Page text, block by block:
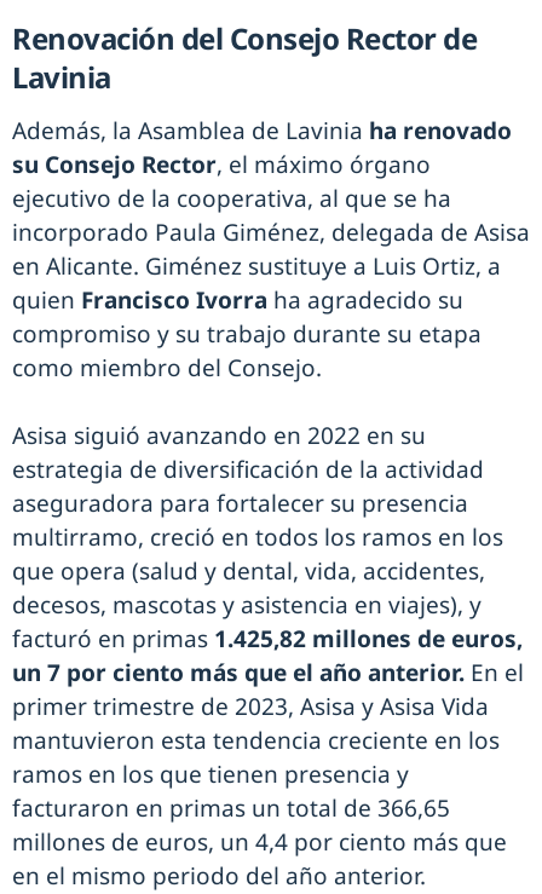
Renovación del Consejo Rector de
Lavinia
Además, la Asamblea de Lavinia ha renovado
su Consejo Rector, el máximo órgano
ejecutivo de la cooperativa, al que se ha
incorporado Paula Giménez, delegada de Asisa
en Alicante. Giménez sustituye a Luis Ortiz, a
quien Francisco Ivorra ha agradecido su
compromiso y su trabajo durante su etapa
como miembro del Consejo.
Asisa siguió avanzando en 2022 en su
estrategia de diversificación de la actividad
aseguradora para fortalecer su presencia
multirramo, creció en todos los ramos en los
que opera (salud y dental, vida, accidentes,
decesos, mascotas y asistencia en viajes), y
facturó en primas 1.425,82 millones de euros,
un 7 por ciento más que el año anterior. En el
primer trimestre de 2023, Asisa y Asisa Vida
mantuvieron esta tendencia creciente en los
ramos en los que tienen presencia y
facturaron en primas un total de 366,65
millones de euros, un 4,4 por ciento más que
en el mismo periodo del año anterior.